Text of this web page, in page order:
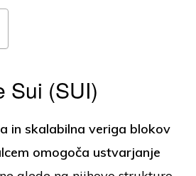
Sui (SUI)
in skalabilna veriga blokov
omogoča ustvarjanje